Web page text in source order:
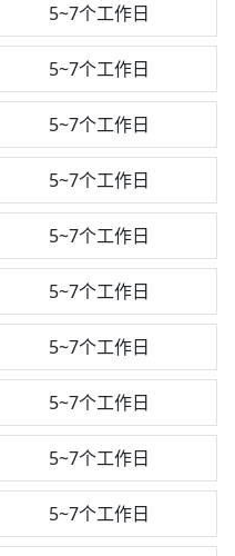
5~7个工作日
5~7个工作日
5~7个工作日
5~7个工作日
5~7个工作日
5~7个工作日
5~7个工作日
5~7个工作日
5~7个工作日
5~7个工作日